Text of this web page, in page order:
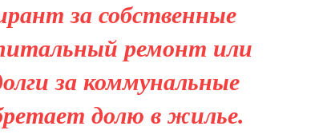
за собственные
ремонт или
за коммунальные
долю в жилье.